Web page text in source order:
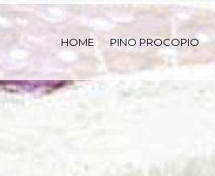
HOME PINO PROCOPIO